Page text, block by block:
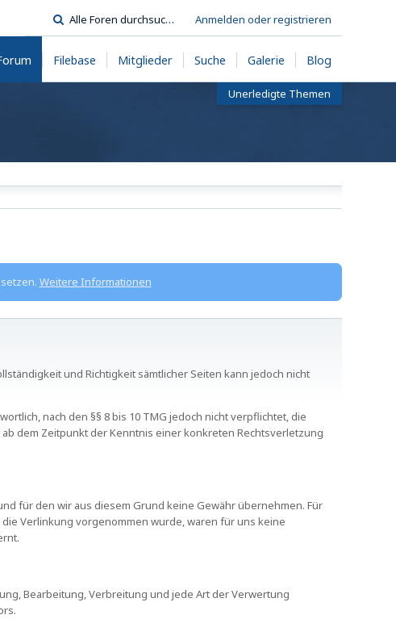
Anmelden oder registrieren
Unerledigte Themen
Filebase Mitglieder Suche Galerie Blog
Weitere Informationen
und Richtigkeit sämtlicher Seiten kann jedoch nicht
nach den §§ 8 bis 10 TMG jedoch nicht verpflichtet, die
dem Zeitpunkt der Kenntnis einer konkreten Rechtsverletzung
für den wir aus diesem Grund keine Gewähr übernehmen. Für
Verlinkung vorgenommen wurde, waren für uns keine
Bearbeitung, Verbreitung und jede Art der Verwertung